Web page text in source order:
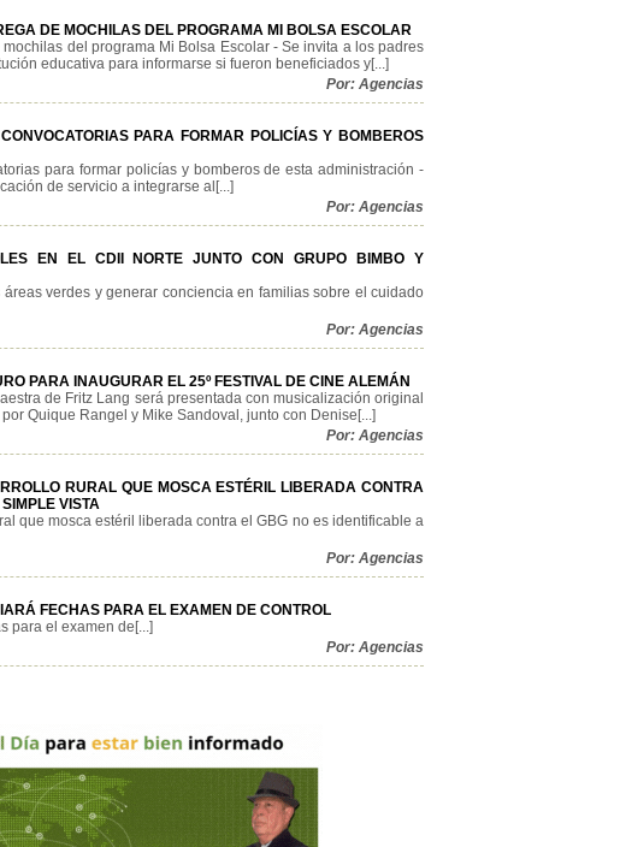
DE MOCHILAS DEL PROGRAMA MI BOLSA ESCOLAR
del programa Mi Bolsa Escolar - Se invita a los padres
educativa para informarse si fueron beneficiados y[...]
Por: Agencias
PARA FORMAR POLICÍAS Y BOMBEROS
para formar policías y bomberos de esta administración -
de servicio a integrarse al[...]
Por: Agencias
EN EL CDII NORTE JUNTO CON GRUPO BIMBO Y
verdes y generar conciencia en familias sobre el cuidado
Por: Agencias
PARA INAUGURAR EL 25º FESTIVAL DE CINE ALEMÁN
de Fritz Lang será presentada con musicalización original
Quique Rangel y Mike Sandoval, junto con Denise[...]
Por: Agencias
RURAL QUE MOSCA ESTÉRIL LIBERADA CONTRA
VISTA
que mosca estéril liberada contra el GBG no es identificable a
Por: Agencias
FECHAS PARA EL EXAMEN DE CONTROL
para el examen de[...]
Por: Agencias